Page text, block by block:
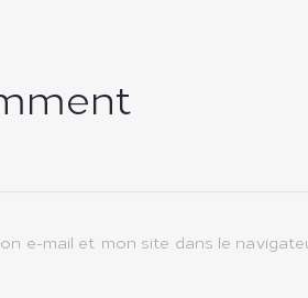
e-mail et mon site dans le